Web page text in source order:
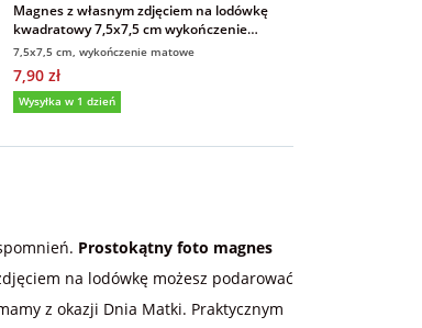
Magnes z własnym zdjęciem na lodówkę
kwadratowy 7,5x7,5 cm wykończenie
matowe
7,5x7,5 cm, wykończenie matowe
7,90 zł
Wysyłka w 1 dzień
Prostokątny foto magnes
na lodówkę możesz podarować
z okazji Dnia Matki. Praktycznym